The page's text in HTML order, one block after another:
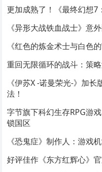
更加成熟了！《最终幻想
《异形大战铁血战士》意
《红色的炼金术士与白色
重回无限循环的战斗：策
《伊苏X -诺曼荣光-》加
法！
字节旗下科幻生存RPG游
锁国区
《恐鬼症》制作人：游戏
好评佳作《东方红辉心》